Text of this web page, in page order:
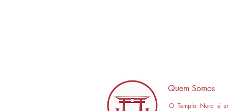
Quem Somos
O Templo Nerd é